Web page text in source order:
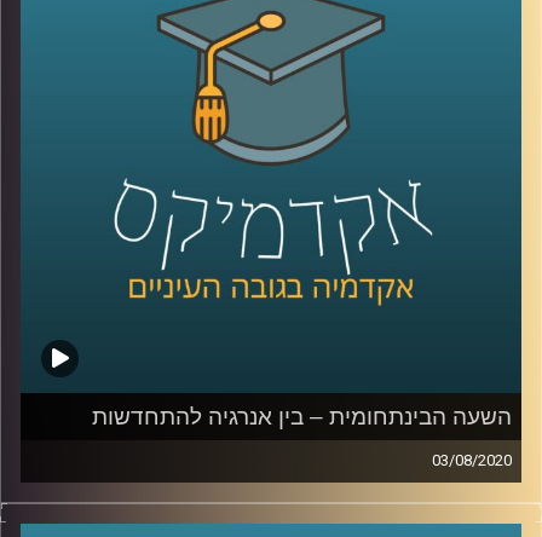
לתכנון עירוני ואדריכלות תסביר לנו בשעה
הקרובה כיצד הקורונה משפיעה על השימושים
שלנו בבתים, ובמרחב הציבורי מחוצה להם, על
ההתנהלות החדשה של עולם העבודה, הסרת
הגדרות ושיתוף הציבור
קרדיט תמונות:AudioVersity
השעה הבינתחומית – בין אנרגיה להתחדשות
03/08/2020
משק האנרגיה הוא אולי אחד הנושאים